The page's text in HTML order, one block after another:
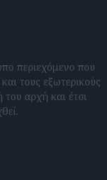
περιεχόμενο που
τους εξωτερικούς
του αρχή και έτσι